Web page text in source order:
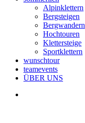
Alpinklettern
Bergsteigen
Bergwandern
Hochtouren
Klettersteige
Sportklettern
wunschtour
teamevents
ÜBER UNS